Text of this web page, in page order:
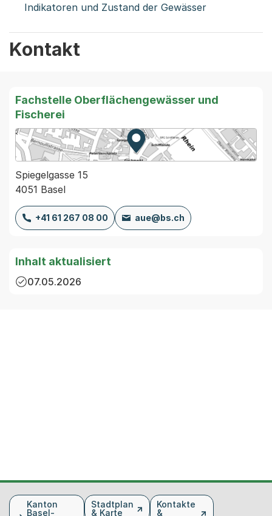
Indikatoren und Zustand der Gewässer
Kontakt
Fachstelle Oberflächengewässer und
Fischerei
Zur Karte von MapBS.
Externer Link, wird in einem
Spiegelgasse 15
4051 Basel
+41 61 267 08 00 aue@bs.ch
Inhalt aktualisiert
07.05.2026
FusszeileKanton
Basel-
Stadtplan
& Karte
Kontakte
&